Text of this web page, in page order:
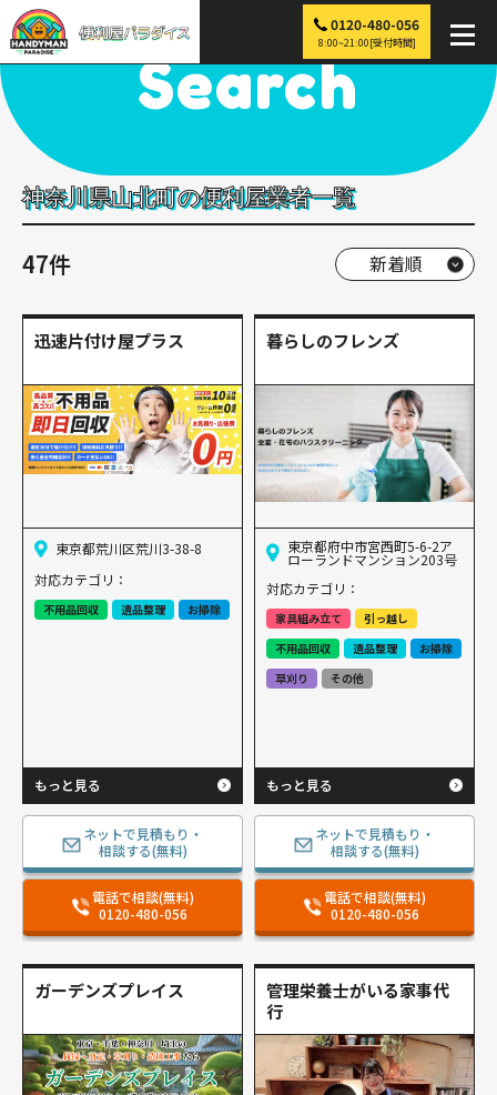
0120-480-056
8:00~21:00[受付時間]
便利屋パラダイス > 探す 神奈川 > 山北町
Search
神奈川県山北町の便利屋業者一覧
47件
迅速片付け屋プラス
東京都荒川区荒川3-38-8
対応カテゴリ：
不用品回収 遺品整理 お掃除
もっと見る
ネットで見積もり・
相談する(無料)
電話で相談(無料)
0120-480-056
暮らしのフレンズ
東京都府中市宮西町5-6-2ア
ローランドマンション203号
対応カテゴリ：
家具組み立て
引っ越し
不用品回収
遺品整理
お掃除
草刈り
その他
もっと見る
ネットで見積もり・
相談する(無料)
電話で相談(無料)
0120-480-056
ガーデンズプレイス
管理栄養士がいる家事代
行